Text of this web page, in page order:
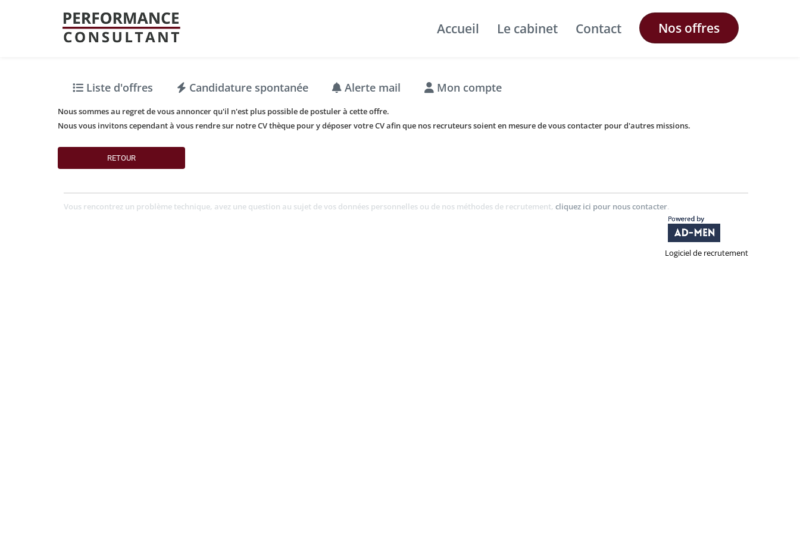
Accueil Le cabinet Contact Nos offres
Liste d'offres Candidature spontanée Alerte mail Mon compte
Nous sommes au regret de vous annoncer qu'il n'est plus possible de postuler à cette offre.
Nous vous invitons cependant à vous rendre sur notre CV thèque pour y déposer votre CV afin que nos recruteurs soient en mesure de vous contacter pour d'autres missions.
RETOUR
Vous rencontrez un problème technique, avez une question au sujet de vos données personnelles ou de nos méthodes de recrutement, cliquez ici pour nous contacter.
Logiciel de recrutement